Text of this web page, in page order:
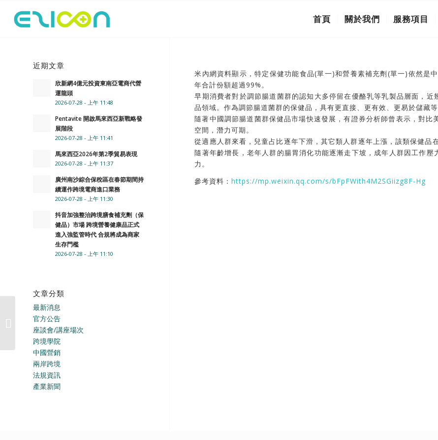
首頁 關於我們 服務項目
米內網資料顯示，特定保健功能食品(單一)和營養素補充劑(單一)依然是
年合計份額超過99%。
早期消費者對於調節腸道菌群的認知大多停留在優酪乳等乳製品層面，
品領域。作為調節腸道菌群的保健品，具有更直接、更有效、更易於儲藏
隨著中國調節腸道菌群保健品市場快速發展，有證券分析師曾表示，對
空間，潛力可期。
從適應人群來看，兒童占比逐年下滑，其它類人群逐年上漲，該類保健品
隨著年齡增長，老年人群的腸胃消化功能逐漸走下坡，成年人群因工作
力。
參考資料：https://mp.weixin.qq.com/s/bFpFWith4M2SGiizg8F-Hg
近期文章
欣新網4億元投資東南亞電商代營
運龍頭
2026-07-28 - 上午 11:48
Pentavite 開啟馬來西亞新戰略發
展階段
2026-07-28 - 上午 11:41
馬來西亞2026年第2季貿易表現
2026-07-28 - 上午 11:37
廣州南沙綜合保稅區在春節期間持
續運作跨境電商進口業務
2026-07-28 - 上午 11:30
抖音加強整治跨境膳食補充劑（保
健品）市場 跨境營養健康品正式
進入強監管時代 合規將成為商家
生存門檻
2026-07-28 - 上午 11:10
文章分類
最新消息
官方公告
座談會/講座場次
跨境學院
中國營銷
兩岸跨境
法規資訊
產業新聞
中國超過3成寶寶受過敏
困擾 抗敏性產品需求大